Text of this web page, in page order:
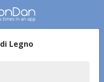
Legno